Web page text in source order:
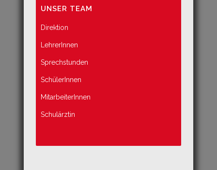
UNSER TEAM
Direktion
LehrerInnen
Sprechstunden
SchülerInnen
MitarbeiterInnen
Schulärztin